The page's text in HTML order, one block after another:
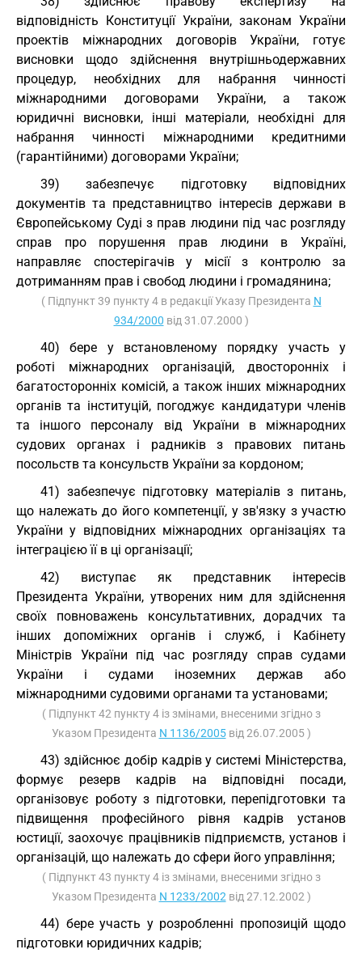
відповідність Конституції України, законам України
проектів міжнародних договорів України, готує
висновки щодо здійснення внутрішньодержавних
процедур, необхідних для набрання чинності
міжнародними договорами України, а також
юридичні висновки, інші матеріали, необхідні для
набрання чинності міжнародними кредитними
(гарантійними) договорами України;
39) забезпечує підготовку відповідних
документів та представництво інтересів держави в
Європейському Суді з прав людини під час розгляду
справ про порушення прав людини в Україні,
направляє спостерігачів у місії з контролю за
дотриманням прав і свобод людини і громадянина;
( Підпункт 39 пункту 4 в редакції Указу Президента N
934/2000 від 31.07.2000 )
40) бере у встановленому порядку участь у
роботі міжнародних організацій, двосторонніх і
багатосторонніх комісій, а також інших міжнародних
органів та інституцій, погоджує кандидатури членів
та іншого персоналу від України в міжнародних
судових органах і радників з правових питань
посольств та консульств України за кордоном;
41) забезпечує підготовку матеріалів з питань,
що належать до його компетенції, у зв'язку з участю
України у відповідних міжнародних організаціях та
інтеграцією її в ці організації;
42) виступає як представник інтересів
Президента України, утворених ним для здійснення
своїх повноважень консультативних, дорадчих та
інших допоміжних органів і служб, і Кабінету
Міністрів України під час розгляду справ судами
України і судами іноземних держав або
міжнародними судовими органами та установами;
( Підпункт 42 пункту 4 із змінами, внесеними згідно з
Указом Президента N 1136/2005від 26.07.2005 )
43) здійснює добір кадрів у системі Міністерства,
формує резерв кадрів на відповідні посади,
організовує роботу з підготовки, перепідготовки та
підвищення професійного рівня кадрів установ
юстиції, заохочує працівників підприємств, установ і
організацій, що належать до сфери його управління;
( Підпункт 43 пункту 4 із змінами, внесеними згідно з
Указом Президента N 1233/2002 від 27.12.2002 )
44) бере участь у розробленні пропозицій щодо
підготовки юридичних кадрів;